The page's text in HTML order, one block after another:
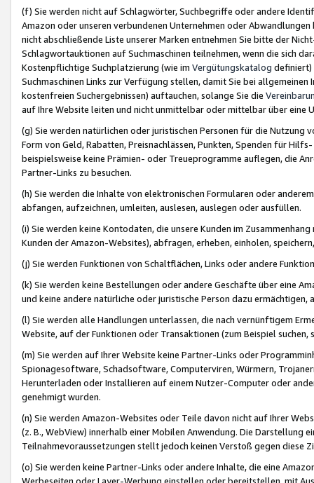
(f) Sie werden nicht auf Schlagwörter, Suchbegriffe oder andere
Amazon oder unseren verbundenen Unternehmen oder
nicht abschließende Liste unserer Marken entnehmen Sie bitte der
Schlagwortauktionen auf Suchmaschinen teilnehmen, wenn die sich
Kostenpflichtige Suchplatzierung (wie im Vergütungskatalog definiert)
Suchmaschinen Links zur Verfügung stellen, damit Sie bei
kostenfreien Suchergebnissen) auftauchen, solange Sie die
auf Ihre Website leiten und nicht unmittelbar oder mittelbar über eine
(g) Sie werden natürlichen oder juristischen Personen für die Nutzung
Form von Geld, Rabatten, Preisnachlässen, Punkten, Spenden für
beispielsweise keine Prämien- oder Treueprogramme auflegen, die
Partner-Links zu besuchen.
(h) Sie werden die Inhalte von elektronischen Formularen oder
abfangen, aufzeichnen, umleiten, auslesen, auslegen oder ausfüllen.
(i) Sie werden keine Kontodaten, die unsere Kunden im
Kunden der Amazon-Websites), abfragen, erheben, einholen,
(j) Sie werden Funktionen von Schaltflächen, Links oder andere
(k) Sie werden keine Bestellungen oder andere Geschäfte über eine
und keine andere natürliche oder juristische Person dazu
(l) Sie werden alle Handlungen unterlassen, die nach vernünftigem
Website, auf der Funktionen oder Transaktionen (zum Beispiel
(m) Sie werden auf Ihrer Website keine Partner-Links oder
Spionagesoftware, Schadsoftware, Computerviren, Würmern,
Herunterladen oder Installieren auf einem Nutzer-Computer oder
genehmigt wurden.
(n) Sie werden Amazon-Websites oder Teile davon nicht auf Ihrer
(z. B., WebView) innerhalb einer Mobilen Anwendung. Die Darstellung
Teilnahmevoraussetzungen stellt jedoch keinen Verstoß gegen diese
(o) Sie werden keine Partner-Links oder andere Inhalte, die eine
Werbeseiten oder Layer-Werbung einstellen oder bereitstellen, mit